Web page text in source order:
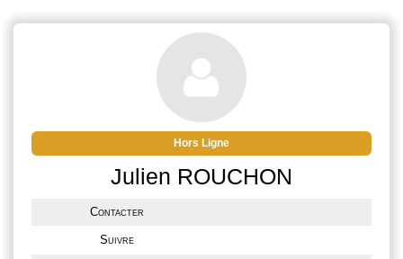
Google Play Store !
Hors Ligne
Julien ROUCHON
Contacter
Suivre